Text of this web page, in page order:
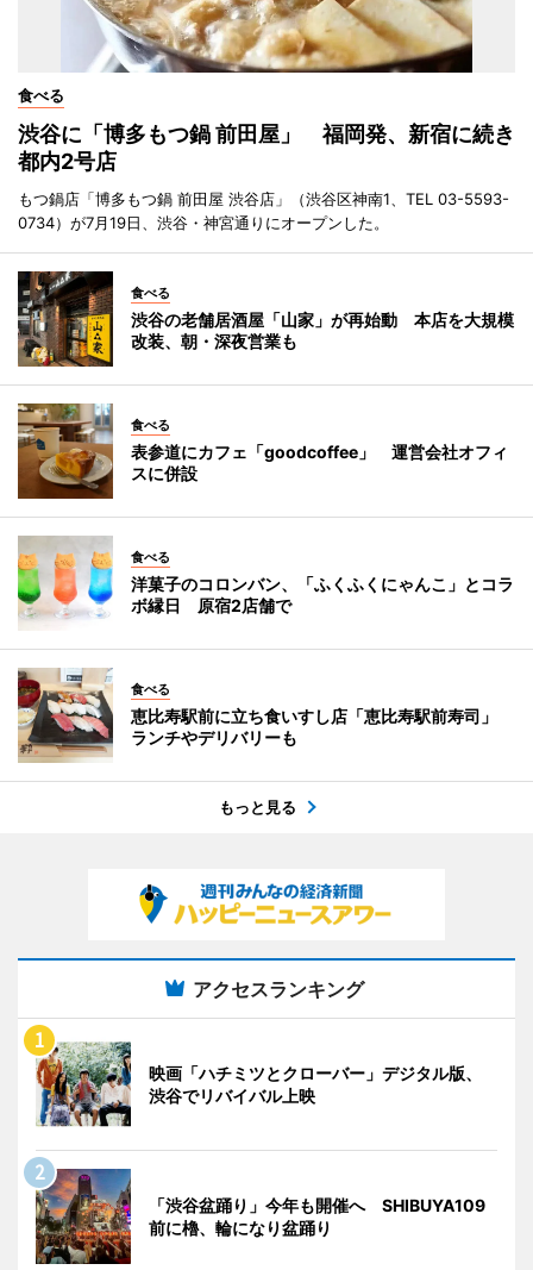
食べる
渋谷に「博多もつ鍋 前田屋」 福岡発、新宿に続き
都内2号店
もつ鍋店「博多もつ鍋 前田屋 渋谷店」（渋谷区神南1、TEL 03-5593-
0734）が7月19日、渋谷・神宮通りにオープンした。
食べる
渋谷の老舗居酒屋「山家」が再始動 本店を大規模
改装、朝・深夜営業も
食べる
表参道にカフェ「goodcoffee」 運営会社オフィ
スに併設
食べる
洋菓子のコロンバン、「ふくふくにゃんこ」とコラ
ボ縁日 原宿2店舗で
食べる
恵比寿駅前に立ち食いすし店「恵比寿駅前寿司」
ランチやデリバリーも
もっと見る
アクセスランキング
映画「ハチミツとクローバー」デジタル版、
渋谷でリバイバル上映
「渋谷盆踊り」今年も開催へ SHIBUYA109
前に櫓、輪になり盆踊り